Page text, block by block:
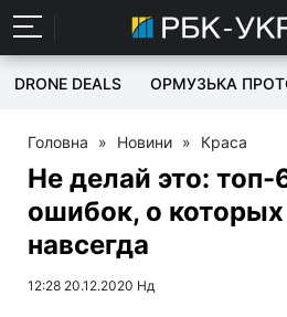
DRONE DEALS ОРМУЗЬКА
Головна » Новини » Краса
Не делай это:
ошибок, о
навсегда
12:28 20.12.2020 Нд